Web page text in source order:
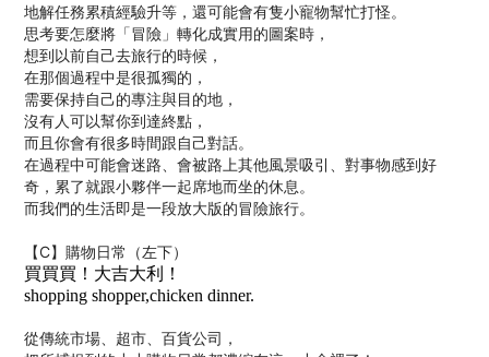
地解任務累積經驗升等，還可能會有隻小寵物幫忙打怪。
思考要怎麼將「冒險」轉化成實用的圖案時，
想到以前自己去旅行的時候，
在那個過程中是很孤獨的，
需要保持自己的專注與目的地，
沒有人可以幫你到達終點，
而且你會有很多時間跟自己對話。
在過程中可能會迷路、會被路上其他風景吸引、對事物感到好
奇，累了就跟小夥伴一起席地而坐的休息。
而我們的生活即是一段放大版的冒險旅行。
【C】購物日常（左下）
買買買！大吉大利！
shopping shopper,chicken dinner.
從傳統市場、超市、百貨公司，